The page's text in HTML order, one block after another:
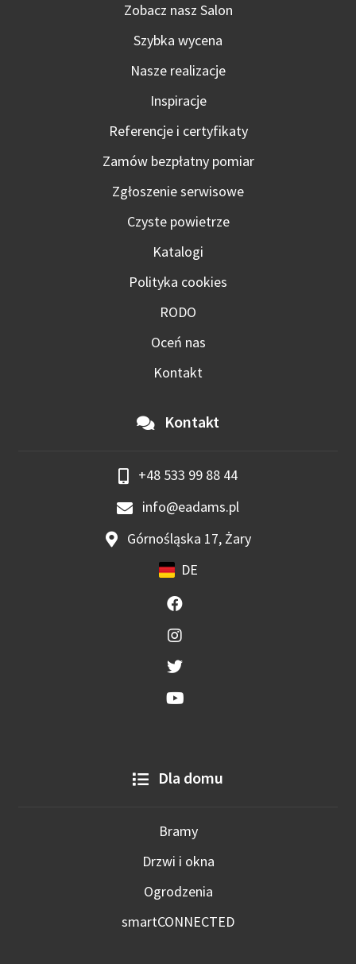
Zobacz nasz Salon
Szybka wycena
Nasze realizacje
Inspiracje
Referencje i certyfikaty
Zamów bezpłatny pomiar
Zgłoszenie serwisowe
Czyste powietrze
Katalogi
Polityka cookies
RODO
Oceń nas
Kontakt
Kontakt
+48 533 99 88 44
info@eadams.pl
Górnośląska 17, Żary
DE
Dla domu
Bramy
Drzwi i okna
Ogrodzenia
smartCONNECTED